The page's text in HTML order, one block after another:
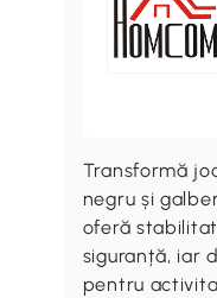
Transformă
negru și
oferă
siguranță, iar
pentru